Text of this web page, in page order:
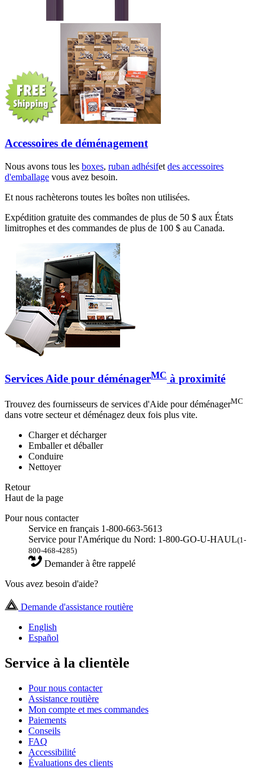
Accessoires de déménagement
Nous avons tous les boxes, ruban adhésifet des accessoires
d'emballage vous avez besoin.
Et nous rachèterons toutes les boîtes non utilisées.
Expédition gratuite des commandes de plus de 50 $ aux États
limitrophes et des commandes de plus de 100 $ au Canada.
Services Aide pour déménagerMC à proximité
Trouvez des fournisseurs de services d'Aide pour déménagerMC
dans votre secteur et déménagez deux fois plus vite.
Charger et décharger
Emballer et déballer
Conduire
Nettoyer
Retour
Haut de la page
Pour nous contacter
Service en français 1-800-663-5613
Service pour l'Amérique du Nord: 1-800-GO-U-HAUL(1-
800-468-4285)
Demander à être rappelé
Vous avez besoin d'aide?
Demande d'assistance routière
English
Español
Service à la clientèle
Pour nous contacter
Assistance routière
Mon compte et mes commandes
Paiements
Conseils
FAQ
Accessibilité
Évaluations des clients